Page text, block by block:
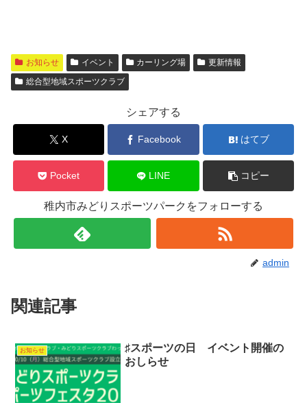
お知らせ イベント カーリング場
更新情報
総合型地域スポーツクラブ
シェアする
X Facebook はてブ
Pocket LINE コピー
稚内市みどりスポーツパークをフォローする
admin
関連記事
お知らせ
♯スポーツの日 イベント開催の
おしらせ